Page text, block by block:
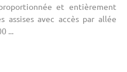
et entièrement
assises avec accès par allée
...